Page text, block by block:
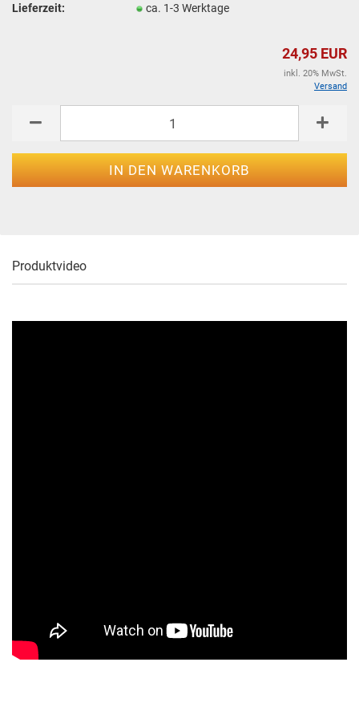
Lieferzeit: ca. 1-3 Werktage
24,95 EUR
inkl. 20% MwSt.
Versand
Produktvideo